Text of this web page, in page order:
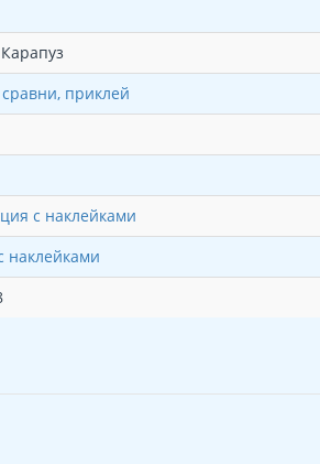
приклей
с наклейками
наклейками